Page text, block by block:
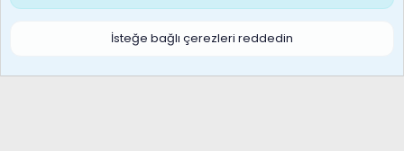
İsteğe bağlı çerezleri reddedin